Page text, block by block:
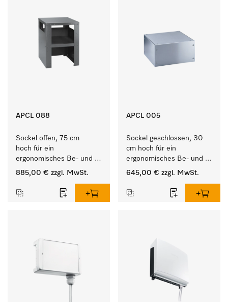
APCL 088
Sockel offen, 75 cm
hoch für ein
ergonomisches Be- und
Entladen von
Trockner.
885,00 € zzgl. MwSt.
APCL 005
Sockel geschlossen, 30
cm hoch für ein
ergonomisches Be- und
Entladen von
Trockner.
645,00 € zzgl. MwSt.